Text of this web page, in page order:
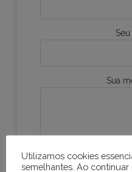
Sua
Utilizamos cookies
semelhantes. Ao